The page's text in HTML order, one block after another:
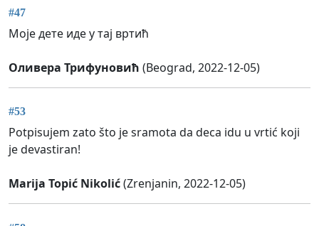
#47
Моје дете иде у тај вртић
Оливера Трифуновић (Beograd, 2022-12-05)
#53
Potpisujem zato što je sramota da deca idu u vrtić koji
je devastiran!
Marija Topić Nikolić(Zrenjanin, 2022-12-05)